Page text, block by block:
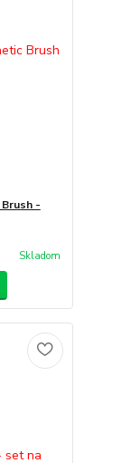
-
Skladom